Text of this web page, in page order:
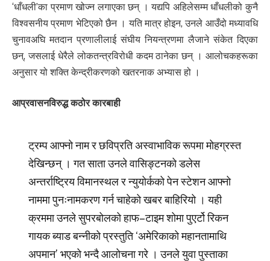
‘धाँधली’का प्रमाण खोज्न लगाएका छन् । यद्यपि अहिलेसम्म धाँधलीको कुनै
विश्वसनीय प्रमाण भेटिएको छैन । यति मात्र होइन, उनले आउँदो मध्यावधि
चुनावअघि मतदान प्रणालीलाई संघीय नियन्त्रणमा लैजाने संकेत दिएका
छन्, जसलाई धेरैले लोकतन्त्रविरोधी कदम ठानेका छन् । आलोचकहरूका
अनुसार यो शक्ति केन्द्रीकरणको खतरनाक अभ्यास हो ।
आप्रवासनविरुद्ध कठोर कारबाही
ट्रम्प आफ्नो नाम र छविप्रति अस्वाभाविक रूपमा मोहग्रस्त
देखिन्छन् । गत साता उनले वासिङ्टनको डलेस
अन्तर्राष्ट्रिय विमानस्थल र न्युयोर्कको पेन स्टेशन आफ्नो
नाममा पुनःनामकरण गर्न चाहेको खबर बाहिरियो । यही
क्रममा उनले सुपरबोलको हाफ–टाइम शोमा पुएर्टो रिकन
गायक ब्याड बन्नीको प्रस्तुति ‘अमेरिकाको महानतामाथि
अपमान’ भएको भन्दै आलोचना गरे । उनले युवा पुस्ताका